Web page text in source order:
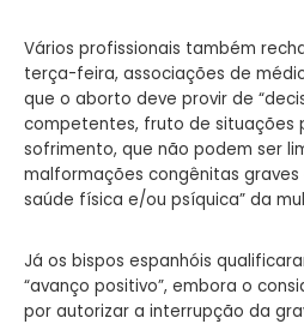
Vários profissionais também
terça-feira, associações de
que o aborto deve provir de
competentes, fruto de situações
sofrimento, que não podem ser
malformações congênitas
saúde física e/ou psíquica” da
Já os bispos espanhóis
“avanço positivo”, embora o
por autorizar a interrupção da